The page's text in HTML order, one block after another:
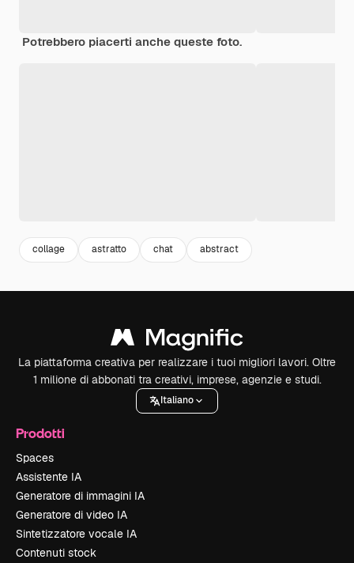
Potrebbero piacerti anche queste foto.
collage astratto chat abstract
La piattaforma creativa per realizzare i tuoi migliori lavori. Oltre
1 milione di abbonati tra creativi, imprese, agenzie e studi.
Italiano
Prodotti
Spaces
Assistente IA
Generatore di immagini IA
Generatore di video IA
Sintetizzatore vocale IA
Contenuti stock